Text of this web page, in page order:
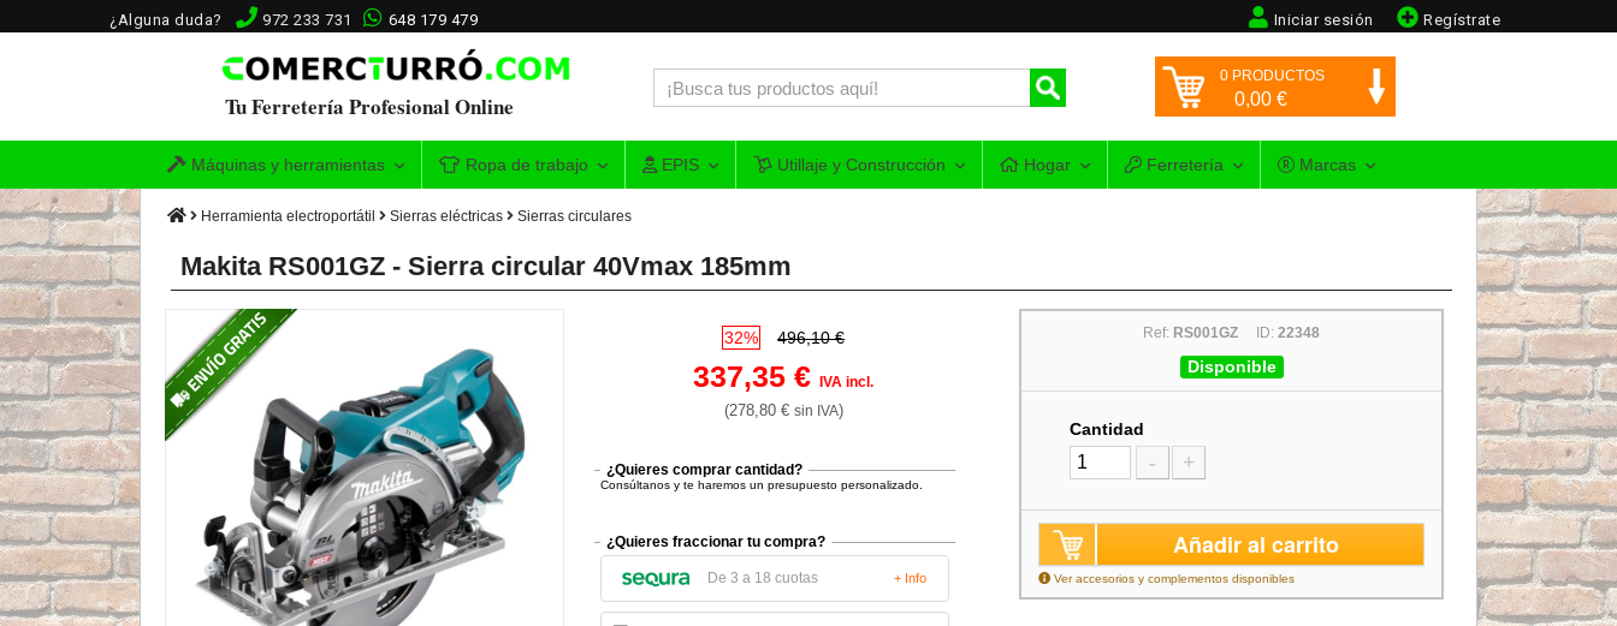
¿Alguna duda? 972 233 731 648 179 479 Regístrate
Iniciar sesión
Tu Ferretería Profesional Online
0 PRODUCTOS
0,00 €
Máquinas y herramientas Ropa de trabajo EPIS Utillaje y Construcción Hogar Ferretería Marcas
Herramienta electroportátil Sierras eléctricas Sierras circulares
Makita RS001GZ - Sierra circular 40Vmax 185mm
32% 496,10 €
337,35 €IVA incl.
(278,80 € sin IVA)
¿Quieres comprar cantidad?
Consúltanos y te haremos un presupuesto personalizado.
¿Quieres fraccionar tu compra?
De 3 a 18 cuotas + Info
Ref: RS001GZ ID:22348
Disponible
Cantidad
- +
Añadir al carrito
Ver accesorios y complementos disponibles